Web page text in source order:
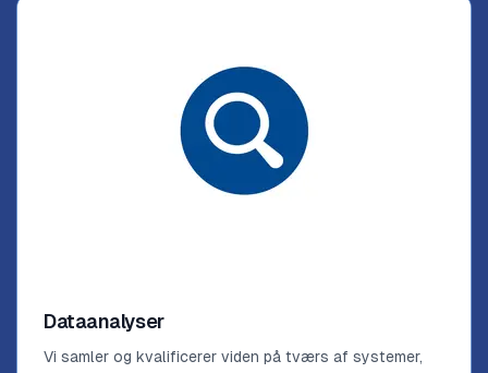
Dataanalyser
Vi samler og kvalificerer viden på tværs af systemer,